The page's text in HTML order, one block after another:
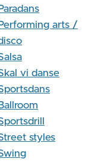
Paradans
Performing arts /
vi danse
Ballroom
styles